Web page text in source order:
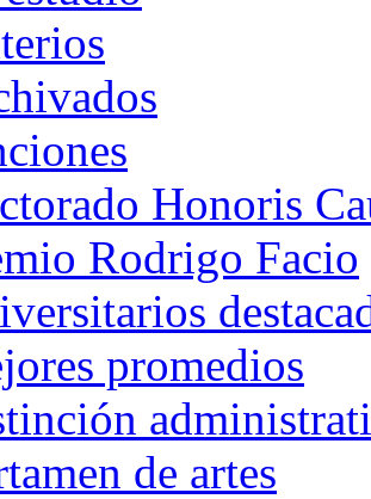
Honoris
Rodrigo Facio
promedios
de artes